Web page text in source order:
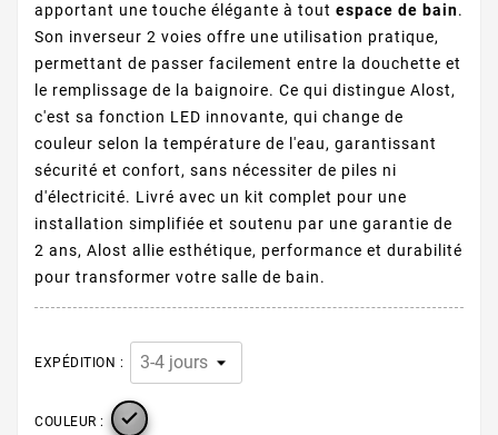
apportant une touche élégante à tout espace de bain.
Son inverseur 2 voies offre une utilisation pratique,
permettant de passer facilement entre la douchette et
le remplissage de la baignoire. Ce qui distingue Alost,
c'est sa fonction LED innovante, qui change de
couleur selon la température de l'eau, garantissant
sécurité et confort, sans nécessiter de piles ni
d'électricité. Livré avec un kit complet pour une
installation simplifiée et soutenu par une garantie de
2 ans, Alost allie esthétique, performance et durabilité
pour transformer votre salle de bain.
EXPÉDITION :
COULEUR : 